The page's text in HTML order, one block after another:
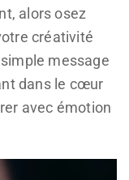
alors osez
créativité
message
dans le cœur
avec émotion